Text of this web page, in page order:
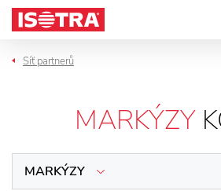
Přeskočit na obsah
Síť partnerů
MARKÝZY
MARKÝZY